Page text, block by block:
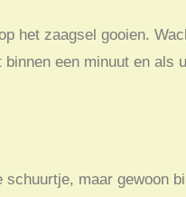
het zaagsel gooien.
een minuut en als
maar gewoon